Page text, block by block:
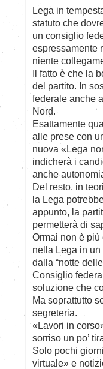
Lega in
statuto che
un consiglio
espressamente
niente
Il fatto è che la
del partito. In
federale anche
Nord.
Esattamente
alle prese con
nuova «Lega
indicherà i
anche
Del resto, in
la Lega
appunto, la
permetterà di
Ormai non è
nella Lega in
dalla “notte
Consiglio
soluzione che
Ma soprattutto
segreteria.
«Lavori in
sorriso un po’
Solo pochi
virtuale» e